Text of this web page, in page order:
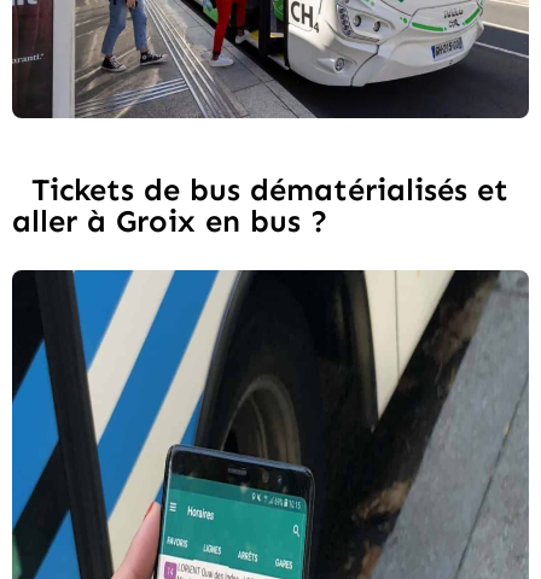
Tickets de bus dématérialisés et
aller à Groix en bus ?